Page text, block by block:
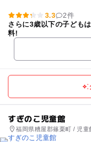
3.3
2件
さらに3歳以下の子ども
料!
すぎのこ児童館
福岡県糟屋郡篠栗町 / 児童